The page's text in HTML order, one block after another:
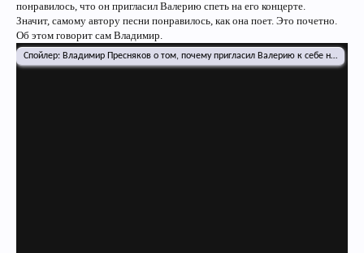
понравилось, что он пригласил Валерию спеть на его концерте.
Значит, самому автору песни понравилось, как она поет. Это почетно.
Об этом говорит сам Владимир.
Спойлер: Владимир Пресняков о том, почему пригласил Валерию к себе на